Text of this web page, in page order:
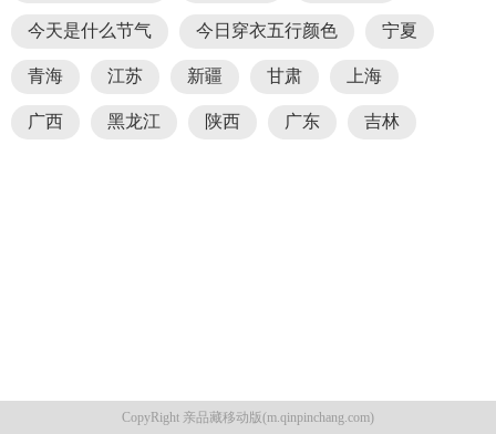
今天是什么节气 今日穿衣五行颜色 宁夏
青海 江苏 新疆 甘肃 上海
广西 黑龙江 陕西 广东 吉林
CopyRight 亲品藏移动版(m.qinpinchang.com)